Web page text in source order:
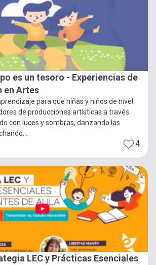
es un tesoro - Experiencias de
en Artes
para que niñas y niños de nivel
de producciones artísticas a través
con luces y sombras, danzando las
4
LEC y Prácticas Esenciales